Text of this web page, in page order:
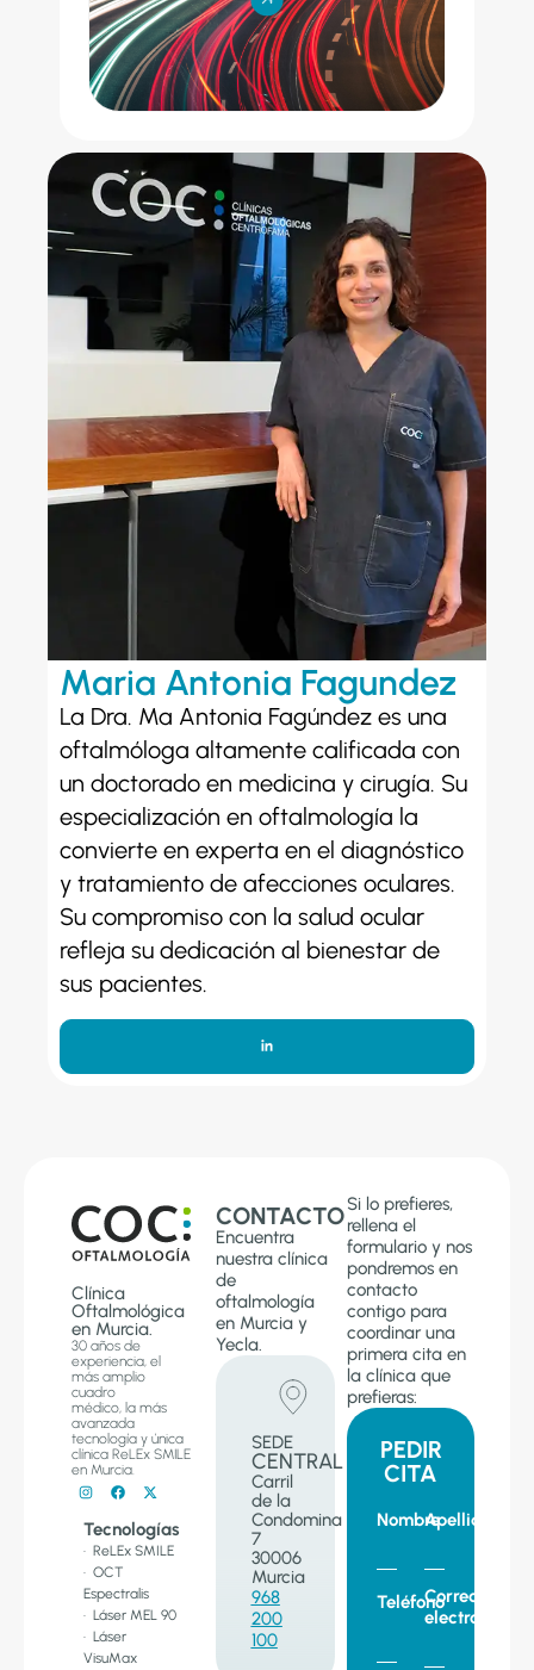
Maria Antonia Fagundez
La Dra. Mª Antonia Fagúndez es una
oftalmóloga altamente calificada con
un doctorado en medicina y cirugía. Su
especialización en oftalmología la
convierte en experta en el diagnóstico
y tratamiento de afecciones oculares.
Su compromiso con la salud ocular
refleja su dedicación al bienestar de
sus pacientes.
Clínica
Oftalmológica
en Murcia.
30 años de
experiencia, el
más amplio
cuadro
médico, la más
avanzada
tecnología y única
clínica ReLEx SMILE
en Murcia.
Tecnologías
· ReLEx SMILE
· OCT
Espectralis
· Láser MEL 90
· Láser
VisuMax
CONTACTO
Encuentra
nuestra clínica
de
oftalmología
en Murcia y
Yecla.
SEDE
CENTRAL
Carril
de la
Condomina
7
30006
Murcia
968
200
100
Si lo prefieres,
rellena el
formulario y nos
pondremos en
contacto
contigo para
coordinar una
primera cita en
la clínica que
prefieras:
PEDIR
CITA
NombreApellido
TeléfonoCorreo
electronico